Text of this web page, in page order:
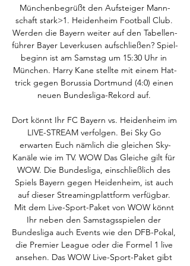
Mün­chenbegrüßt den Auf­stei­ger Mann­
schaft stark>1. Heidenheim Foot­ball Club.
Wer­den die Bay­ern wei­ter auf den Tabel­len­
füh­rer Bay­er Lever­ku­sen auf­schlie­ßen? Spiel­
be­ginn ist am Sams­tag um 15:30 Uhr in
München. Har­ry Kane stell­te mit einem Hat­
trick gegen Borus­sia Dort­mund (4:0) einen
neu­en Bun­des­li­ga-Rekord auf.
Dort könnt Ihr FC Bayern vs. Heidenheim im
LIVE-STREAM verfolgen. Bei Sky Go
erwarten Euch nämlich die gleichen Sky-
Kanäle wie im TV. WOW Das Gleiche gilt für
WOW. Die Bundesliga, einschließlich des
Spiels Bayern gegen Heidenheim, ist auch
auf dieser Streamingplattform verfügbar.
Mit dem Live-Sport-Paket von WOW könnt
Ihr neben den Samstagsspielen der
Bundesliga auch Events wie den DFB-Pokal,
die Premier League oder die Formel 1 live
ansehen. Das WOW Live-Sport-Paket gibt